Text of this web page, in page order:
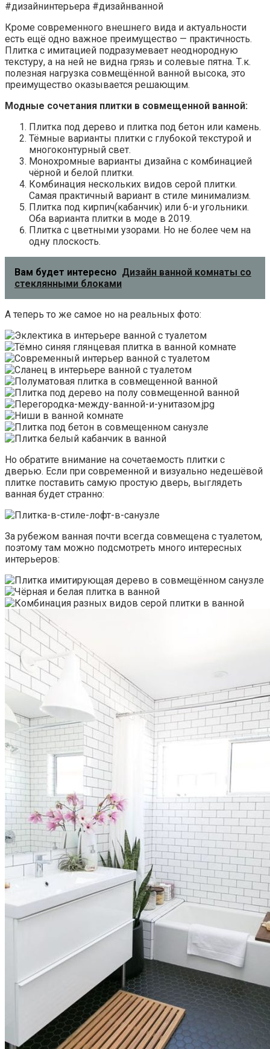
Кроме современного внешнего вида и актуальности
есть ещё одно важное преимущество — практичность.
Плитка с имитацией подразумевает неоднородную
текстуру, а на ней не видна грязь и солевые пятна. Т.к.
полезная нагрузка совмещённой ванной высока, это
преимущество оказывается решающим.
Модные сочетания плитки в совмещенной ванной:
Плитка под дерево и плитка под бетон или камень.
Тёмные варианты плитки с глубокой текстурой и
многоконтурный свет.
Монохромные варианты дизайна с комбинацией
чёрной и белой плитки.
Комбинация нескольких видов серой плитки.
Самая практичный вариант в стиле минимализм.
Плитка под кирпич(кабанчик) или 6-и угольники.
Оба варианта плитки в моде в 2019.
Плитка с цветными узорами. Но не более чем на
одну плоскость.
Вам будет интересно Дизайн ванной комнаты со
стеклянными блоками
А теперь то же самое но на реальных фото:
Но обратите внимание на сочетаемость плитки с
дверью. Если при современной и визуально недешёвой
плитке поставить самую простую дверь, выглядеть
ванная будет странно:
За рубежом ванная почти всегда совмещена с туалетом,
поэтому там можно подсмотреть много интересных
интерьеров: